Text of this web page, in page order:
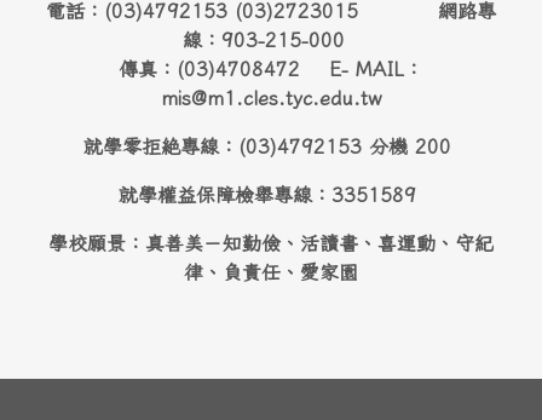
電話：(03)4792153 (03)2723015 網路專
線：903-215-000
傳真：(03)4708472 E- MAIL：
mis@m1.cles.tyc.edu.tw
就學零拒絶專線：(03)4792153 分機 200
就學權益保障檢舉專線：3351589
學校願景：真善美－知勤儉、活讀書、喜運動、守紀
律、負責任、愛家園